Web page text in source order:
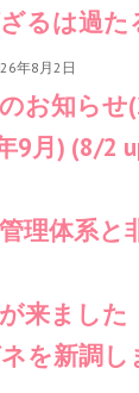
るは過
年8月2日
お知らせ
9月) (8/2
理体系と
来ました
を新調し